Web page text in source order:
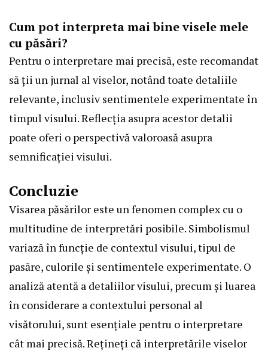
Cum pot interpreta mai bine visele mele
cu păsări?
Pentru o interpretare mai precisă, este recomandat
să ții un jurnal al viselor, notând toate detaliile
relevante, inclusiv sentimentele experimentate în
timpul visului. Reflecția asupra acestor detalii
poate oferi o perspectivă valoroasă asupra
semnificației visului.
Concluzie
Visarea păsărilor este un fenomen complex cu o
multitudine de interpretări posibile. Simbolismul
variază în funcție de contextul visului, tipul de
pasăre, culorile și sentimentele experimentate. O
analiză atentă a detaliilor visului, precum și luarea
în considerare a contextului personal al
visătorului, sunt esențiale pentru o interpretare
cât mai precisă. Rețineți că interpretările viselor